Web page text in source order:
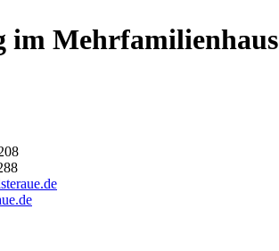
im Mehrfamilienhaus